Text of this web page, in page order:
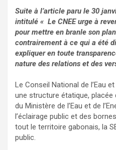
Suite à l’article paru le 30
intitulé « Le CNEE urge à
pour mettre en branle son
contrairement à ce qui a été
expliquer en toute
nature des relations et des
Le Conseil National de l’Eau
une structure étatique, placée
du Ministère de l’Eau et de
l’éclairage public et des
tout le territoire gabonais, la
public.